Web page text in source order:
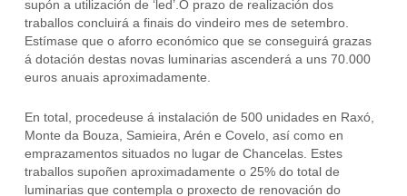
supón a utilización de ‘led’.O prazo de realización dos
traballos concluirá a finais do vindeiro mes de setembro.
Estímase que o aforro económico que se conseguirá grazas
á dotación destas novas luminarias ascenderá a uns 70.000
euros anuais aproximadamente.
En total, procedeuse á instalación de 500 unidades en Raxó,
Monte da Bouza, Samieira, Arén e Covelo, así como en
emprazamentos situados no lugar de Chancelas. Estes
traballos supoñen aproximadamente o 25% do total de
luminarias que contempla o proxecto de renovación do